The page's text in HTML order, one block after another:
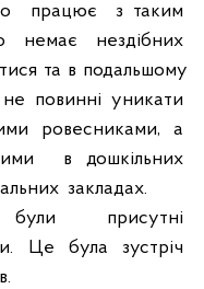
працює
з таким
немає
нездібних
та в подальшому
не повинні уникати
ровесниками,
а
в дошкільних
закладах.
були
присутні
Це була
зустріч